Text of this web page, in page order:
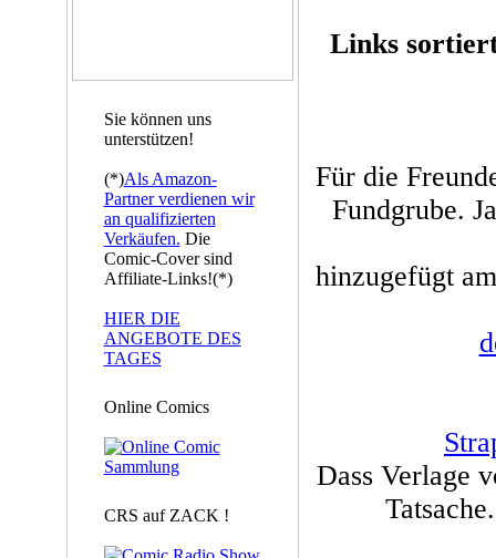
Sie können uns
unterstützen!
(*)Als Amazon-
Partner verdienen wir
an qualifizierten
Verkäufen. Die
Comic-Cover sind
Affiliate-Links!(*)
HIER DIE
ANGEBOTE DES
TAGES
Online Comics
CRS auf ZACK !
Links
Für die
Fundgrube.
hinzugefügt
Dass Verlage